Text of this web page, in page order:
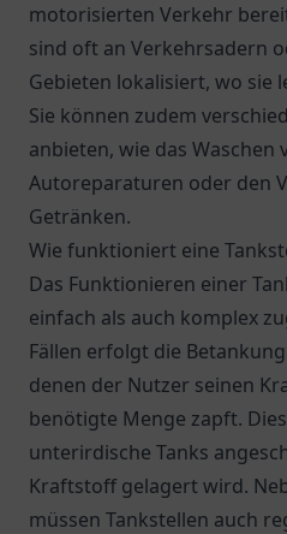
motorisierten Verkehr
sind oft an Verkehrsadern
Gebieten lokalisiert, wo sie
Sie können zudem
anbieten, wie das Waschen
Autoreparaturen oder den
Getränken.
Wie funktioniert eine
Das Funktionieren einer
einfach als auch komplex
Fällen erfolgt die
denen der Nutzer seinen
benötigte Menge zapft.
unterirdische Tanks
Kraftstoff gelagert wird.
müssen Tankstellen auch